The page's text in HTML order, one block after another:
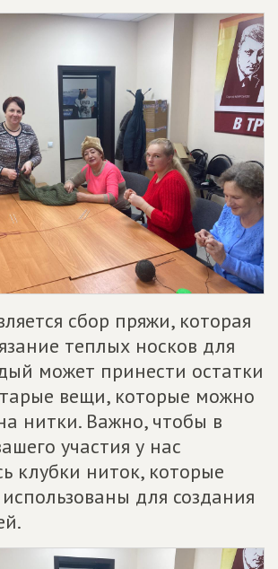
сбор пряжи, которая
теплых носков для
может принести остатки
вещи, которые можно
нитки. Важно, чтобы в
участия у нас
клубки ниток, которые
для создания